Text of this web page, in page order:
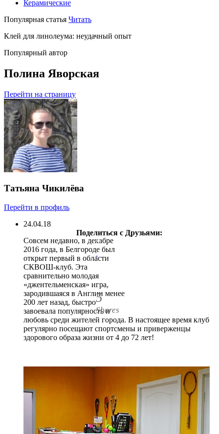
Керамические
Популярная статья Читать
Клей для линолеума: неудачный опыт
Популярный автор
Полина Яворская
Перейти на страницу
Татьяна Чикилёва
Перейти в профиль
24.04.18
Поделиться с Друзьями:
3
2
5
Shares
Совсем недавно, в декабре
2016 года, в Белгороде был
открыт первый в области
СКВОШ-клуб. Эта
сравнительно молодая
«джентельменская» игра,
зародившаяся в Англии менее
200 лет назад, быстро
завоевала популярность и
любовь среди жителей города. В настоящее время клуб
регулярно посещают спортсмены и приверженцы
здорового образа жизни от 4 до 72 лет!